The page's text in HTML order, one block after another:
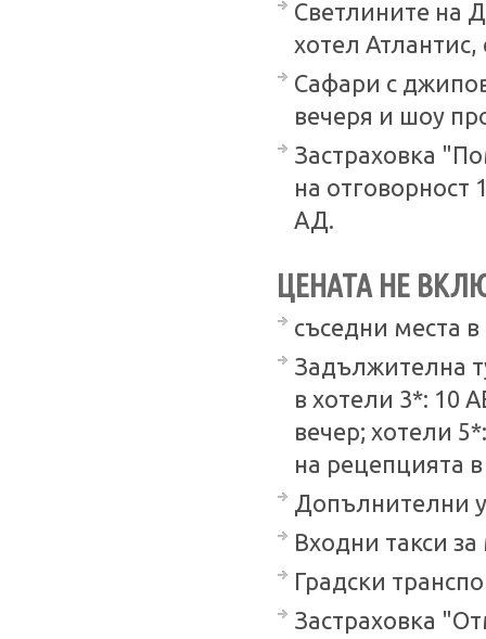
Светлините на
хотел
Сафари с
вечеря и шоу
Застраховка
на отговорност
АД.
ЦЕНАТА НЕ
съседни места
Задължителна
в хотели 3*: 10
вечер; хотели
на рецепцията
Допълнителни
Входни такси
Градски
Застраховка